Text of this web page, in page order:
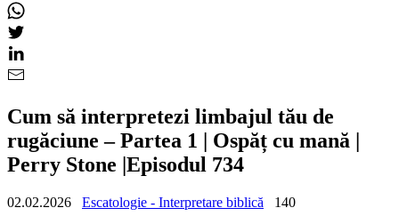
Cum să interpretezi limbajul tău de
rugăciune – Partea 1 | Ospăț cu mană |
Perry Stone |Episodul 734
02.02.2026 Escatologie - Interpretare biblică
140